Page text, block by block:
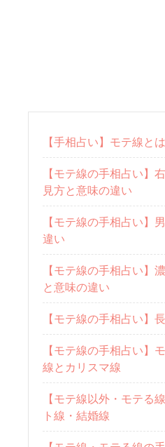
【手相占い】モテ線と
【モテ線の手相占い】
見方と意味の違い
【モテ線の手相占い】
違い
【モテ線の手相占い】
と意味の違い
【モテ線の手相占い】
【モテ線の手相占い】
線とカリスマ線
【モテ線以外・モテる
ト線・結婚線